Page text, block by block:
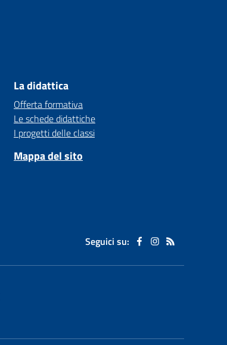
La didattica
Offerta formativa
Le schede didattiche
I progetti delle classi
Mappa del sito
Seguici su: